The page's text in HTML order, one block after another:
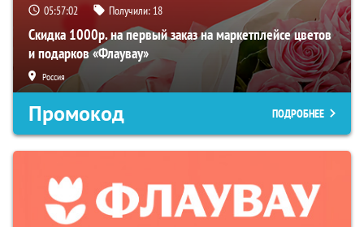
05:57:01 Получили: 18
Скидка 1000р. на первый заказ на маркетплейсе цветов
и подарков «Флаувау»
Россия
Промокод ПОДРОБНЕЕ